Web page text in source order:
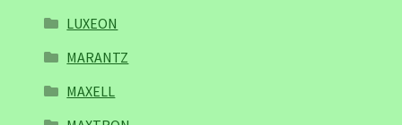
LUXEON
MARANTZ
MAXELL